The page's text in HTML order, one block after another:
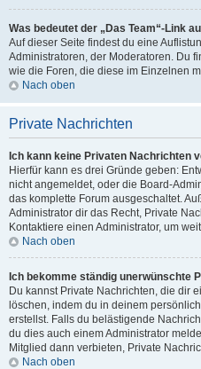
Was bedeutet der „Das Team“-Link
Auf dieser Seite findest du eine
Administratoren, der Moderatoren. Du
wie die Foren, die diese im Einzelnen
Nach oben
Private Nachrichten
Ich kann keine Privaten Nachrichten
Hierfür kann es drei Gründe geben:
nicht angemeldet, oder die Board-
das komplette Forum ausgeschaltet.
Administrator dir das Recht, Private
Kontaktiere einen Administrator, um
Nach oben
Ich bekomme ständig unerwünschte
Du kannst Private Nachrichten, die dir
löschen, indem du in deinem
erstellst. Falls du belästigende
du dies auch einem Administrator
Mitglied dann verbieten, Private
Nach oben